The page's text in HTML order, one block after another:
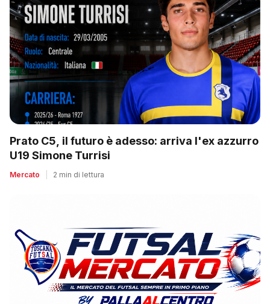
Prato C5, il futuro è adesso: arriva l'ex azzurro
U19 Simone Turrisi
Mercato 2 min di lettura